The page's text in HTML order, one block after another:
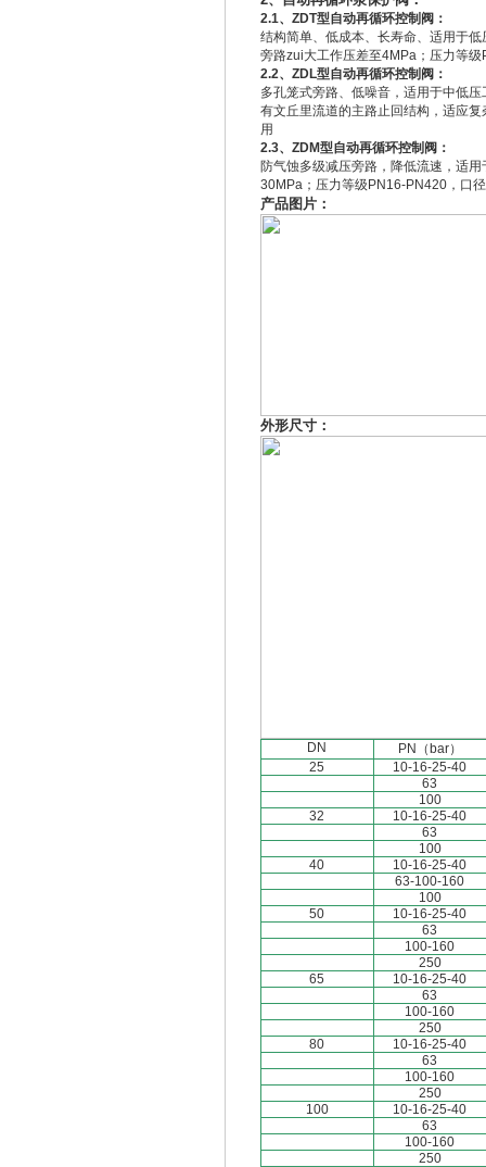
2.1、ZDT型自动再循环控制阀：
结构简单、低成本、长寿命、适用于
旁路zui大工作压差至4MPa；压力等
2.2、ZDL型自动再循环控制阀：
多孔笼式旁路、低噪音，适用于中低
有文丘里流道的主路止回结构，适应
用
2.3、ZDM型自动再循环控制阀：
防气蚀多级减压旁路，降低流速，适
30MPa；压力等级PN16-PN420，口
产品图片：
外形尺寸：
DN
PN（bar）
25
10-16-25-40
63
100
32
10-16-25-40
63
100
40
10-16-25-40
63-100-160
100
50
10-16-25-40
63
100-160
250
65
10-16-25-40
63
100-160
250
80
10-16-25-40
63
100-160
250
100
10-16-25-40
63
100-160
250